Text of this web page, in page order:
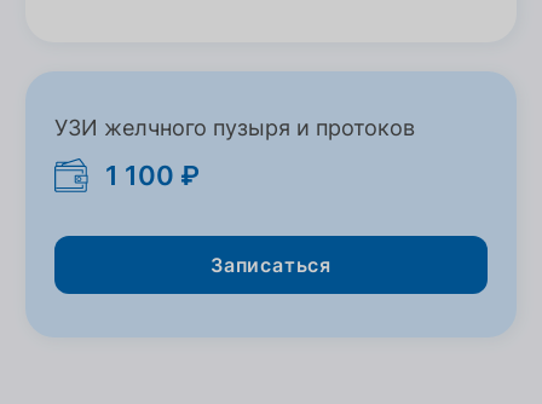
УЗИ желчного пузыря и протоков
1 100 ₽
Записаться